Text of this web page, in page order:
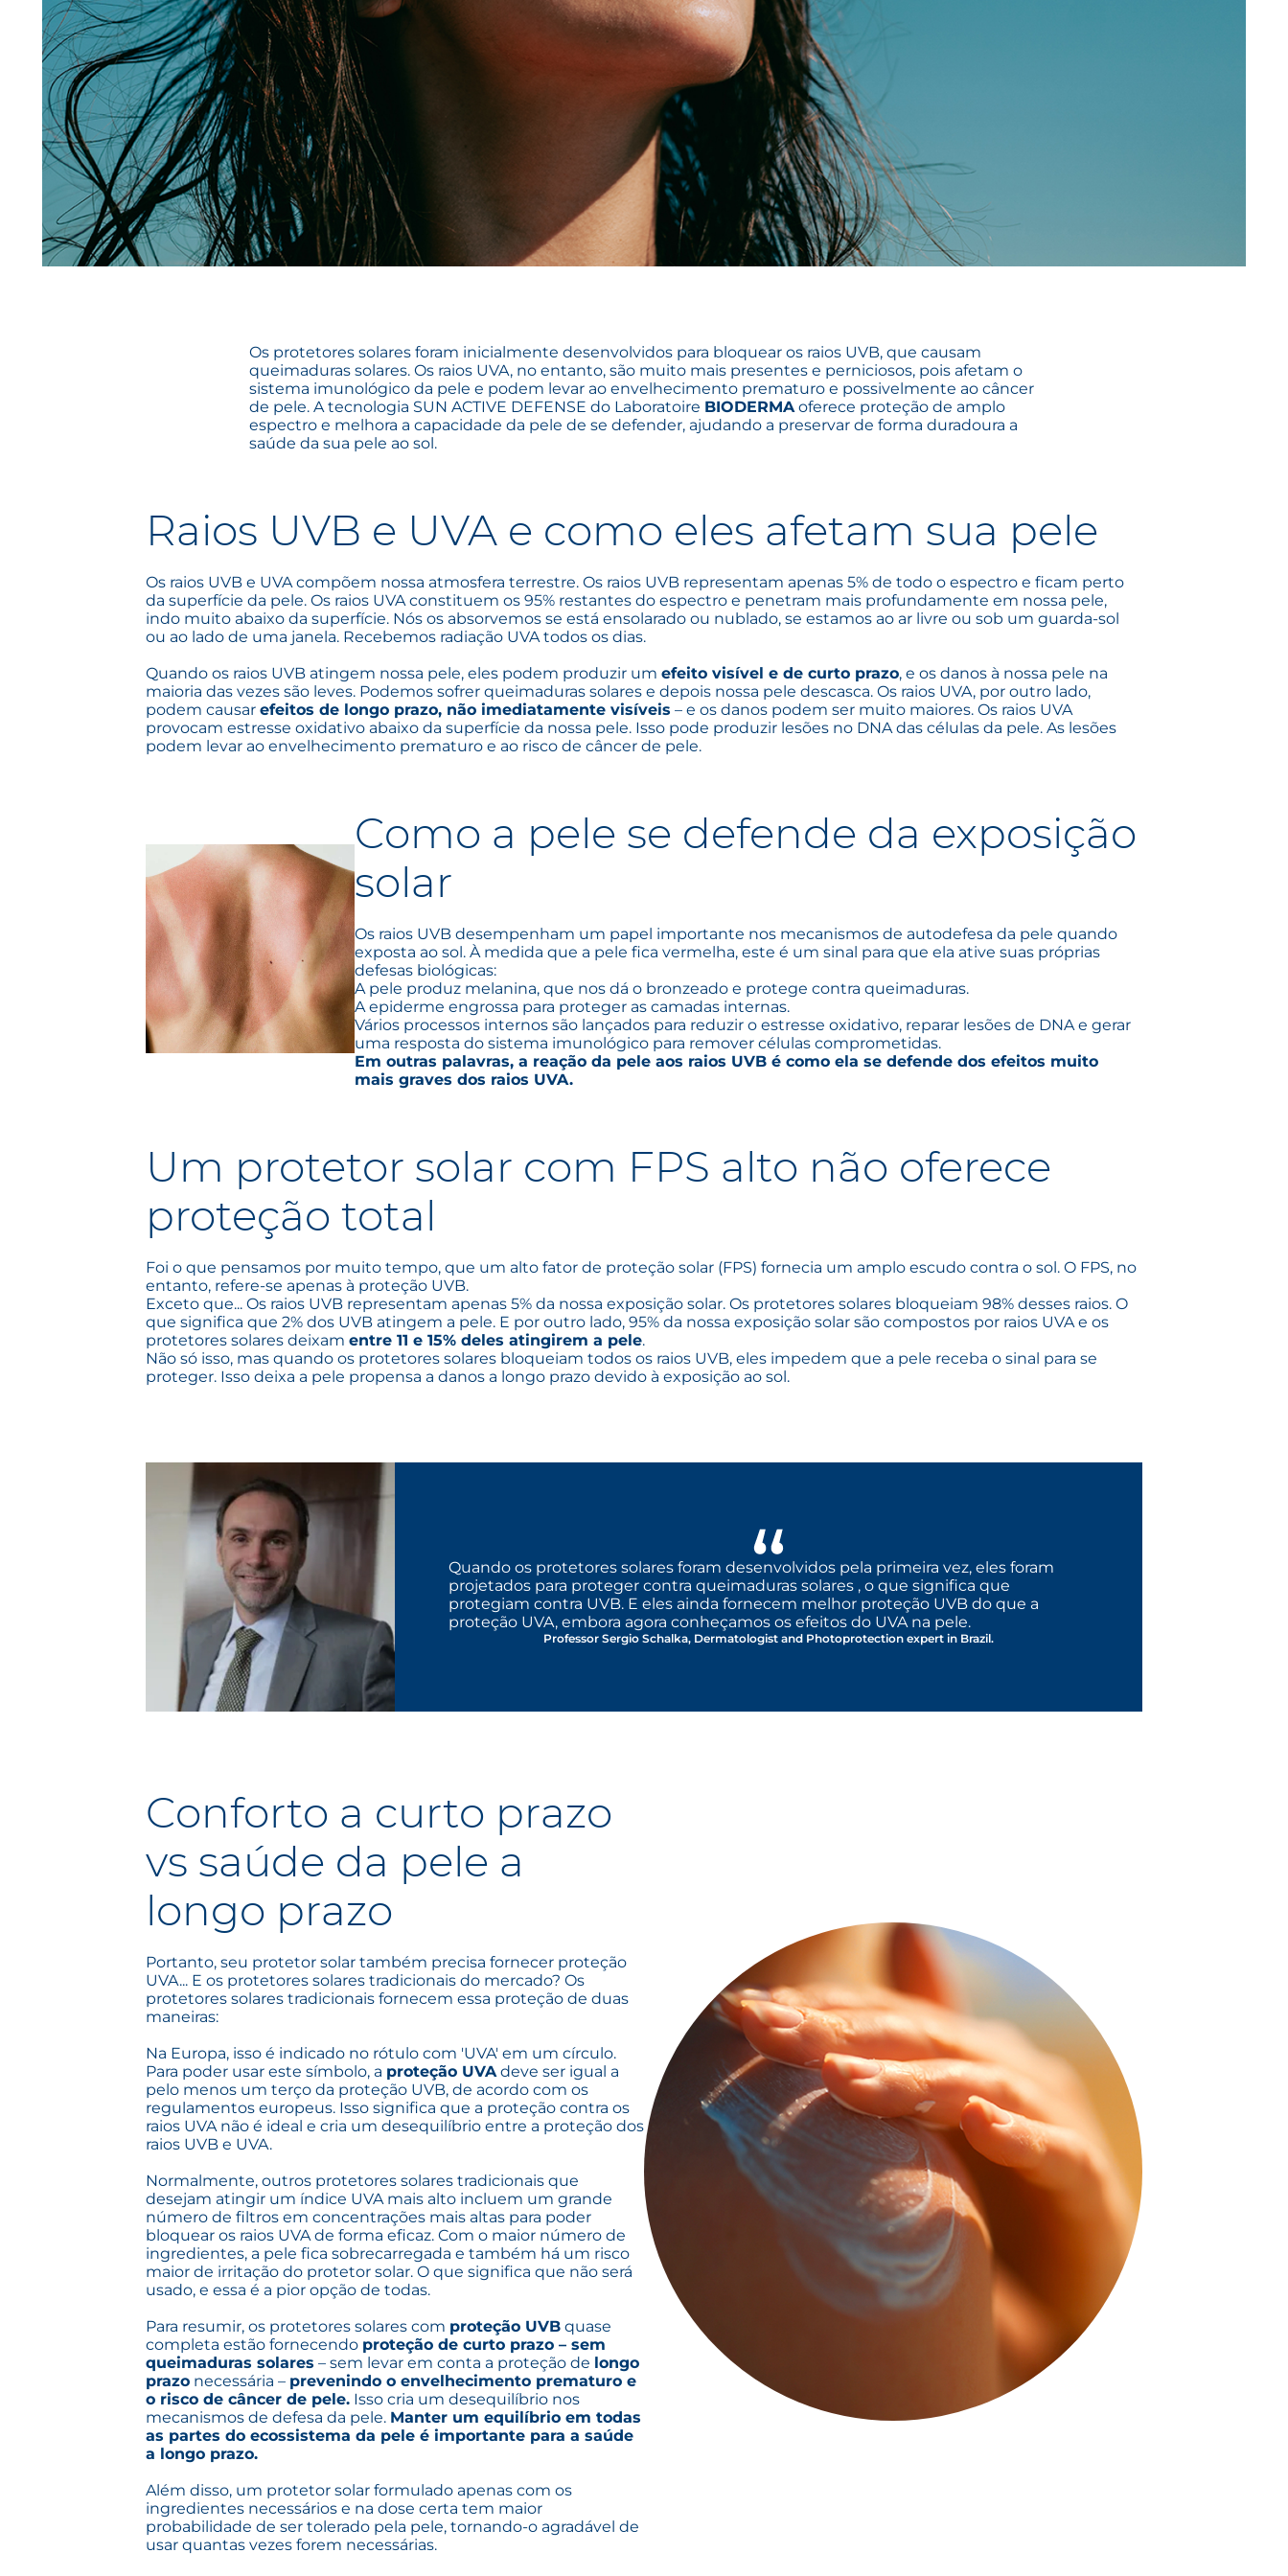
Os protetores solares foram inicialmente desenvolvidos para bloquear os raios UVB, que causam
queimaduras solares. Os raios UVA, no entanto, são muito mais presentes e perniciosos, pois afetam o
sistema imunológico da pele e podem levar ao envelhecimento prematuro e possivelmente ao câncer
de pele. A tecnologia SUN ACTIVE DEFENSE do Laboratoire BIODERMAoferece proteção de amplo
espectro e melhora a capacidade da pele de se defender, ajudando a preservar de forma duradoura a
saúde da sua pele ao sol.
Raios UVB e UVA e como eles afetam sua pele
Os raios UVB e UVA compõem nossa atmosfera terrestre. Os raios UVB representam apenas 5% de todo o espectro e ficam perto
da superfície da pele. Os raios UVA constituem os 95% restantes do espectro e penetram mais profundamente em nossa pele,
indo muito abaixo da superfície. Nós os absorvemos se está ensolarado ou nublado, se estamos ao ar livre ou sob um guarda-sol
ou ao lado de uma janela. Recebemos radiação UVA todos os dias.
Quando os raios UVB atingem nossa pele, eles podem produzir um efeito visível e de curto prazo, e os danos à nossa pele na
maioria das vezes são leves. Podemos sofrer queimaduras solares e depois nossa pele descasca. Os raios UVA, por outro lado,
podem causar efeitos de longo prazo, não imediatamente visíveis – e os danos podem ser muito maiores. Os raios UVA
provocam estresse oxidativo abaixo da superfície da nossa pele. Isso pode produzir lesões no DNA das células da pele. As lesões
podem levar ao envelhecimento prematuro e ao risco de câncer de pele.
Como a pele se defende da exposição
solar
Os raios UVB desempenham um papel importante nos mecanismos de autodefesa da pele quando
exposta ao sol. À medida que a pele fica vermelha, este é um sinal para que ela ative suas próprias
defesas biológicas:
A pele produz melanina, que nos dá o bronzeado e protege contra queimaduras.
A epiderme engrossa para proteger as camadas internas.
Vários processos internos são lançados para reduzir o estresse oxidativo, reparar lesões de DNA e gerar
uma resposta do sistema imunológico para remover células comprometidas.
Em outras palavras, a reação da pele aos raios UVB é como ela se defende dos efeitos muito
mais graves dos raios UVA.
Um protetor solar com FPS alto não oferece
proteção total
Foi o que pensamos por muito tempo, que um alto fator de proteção solar (FPS) fornecia um amplo escudo contra o sol. O FPS, no
entanto, refere-se apenas à proteção UVB.
Exceto que... Os raios UVB representam apenas 5% da nossa exposição solar. Os protetores solares bloqueiam 98% desses raios. O
que significa que 2% dos UVB atingem a pele. E por outro lado, 95% da nossa exposição solar são compostos por raios UVA e os
protetores solares deixam entre 11 e 15% deles atingirem a pele.
Não só isso, mas quando os protetores solares bloqueiam todos os raios UVB, eles impedem que a pele receba o sinal para se
proteger. Isso deixa a pele propensa a danos a longo prazo devido à exposição ao sol.
Quando os protetores solares foram desenvolvidos pela primeira vez, eles foram
projetados para proteger contra queimaduras solares , o que significa que
protegiam contra UVB. E eles ainda fornecem melhor proteção UVB do que a
proteção UVA, embora agora conheçamos os efeitos do UVA na pele.
Professor Sergio Schalka, Dermatologist and Photoprotection expert in Brazil.
Conforto a curto prazo
vs saúde da pele a
longo prazo
Portanto, seu protetor solar também precisa fornecer proteção
UVA... E os protetores solares tradicionais do mercado? Os
protetores solares tradicionais fornecem essa proteção de duas
maneiras:
Na Europa, isso é indicado no rótulo com 'UVA' em um círculo.
Para poder usar este símbolo, a proteção UVAdeve ser igual a
pelo menos um terço da proteção UVB, de acordo com os
regulamentos europeus. Isso significa que a proteção contra os
raios UVA não é ideal e cria um desequilíbrio entre a proteção dos
raios UVB e UVA.
Normalmente, outros protetores solares tradicionais que
desejam atingir um índice UVA mais alto incluem um grande
número de filtros em concentrações mais altas para poder
bloquear os raios UVA de forma eficaz. Com o maior número de
ingredientes, a pele fica sobrecarregada e também há um risco
maior de irritação do protetor solar. O que significa que não será
usado, e essa é a pior opção de todas.
Para resumir, os protetores solares com proteção UVB quase
completa estão fornecendo proteção de curto prazo – sem
queimaduras solares – sem levar em conta a proteção de longo
prazo necessária – prevenindo o envelhecimento prematuro e
o risco de câncer de pele. Isso cria um desequilíbrio nos
mecanismos de defesa da pele. Manter um equilíbrio em todas
as partes do ecossistema da pele é importante para a saúde
a longo prazo.
Além disso, um protetor solar formulado apenas com os
ingredientes necessários e na dose certa tem maior
probabilidade de ser tolerado pela pele, tornando-o agradável de
usar quantas vezes forem necessárias.